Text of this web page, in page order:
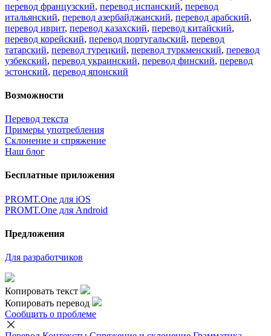
перевод французский, перевод испанский, перевод
итальянский, перевод азербайджанский, перевод арабский,
перевод иврит, перевод казахский, перевод китайский,
перевод корейский, перевод португальский, перевод
татарский, перевод турецкий, перевод туркменский, перевод
узбекский, перевод украинский, перевод финский, перевод
эстонский, перевод японский
Возможности
Перевод текста
Примеры употребления
Склонение и спряжение
Наш блог
Бесплатные приложения
PROMT.One для iOS
PROMT.One для Android
Предложения
Для разработчиков
Копировать текст
Копировать перевод
Сообщить о проблеме